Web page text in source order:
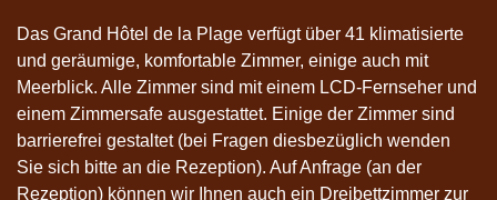
Das Grand Hôtel de la Plage verfügt über 41 klimatisierte
und geräumige, komfortable Zimmer, einige auch mit
Meerblick. Alle Zimmer sind mit einem LCD-Fernseher und
einem Zimmersafe ausgestattet. Einige der Zimmer sind
barrierefrei gestaltet (bei Fragen diesbezüglich wenden
Sie sich bitte an die Rezeption). Auf Anfrage (an der
Rezeption) können wir Ihnen auch ein Dreibettzimmer zur